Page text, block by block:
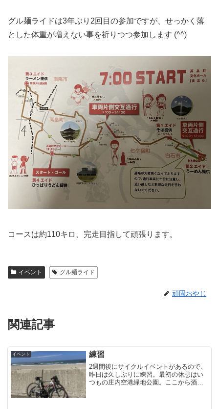
グル麺ライドは3年ぶり2回目の参加ですが、せっかく落
とした体重が増えない事を祈りつつ参加します (^^)
コースは約110キロ、完走目指して頑張ります。
イベント グル麺ライド
頑固おやじ
関連記事
イベント 練習
2週間後にサイクルイベントがあるので、
昨日は久しぶりに練習。最初の休憩はい
つもの庄内空港緑地公園。ここから酒田